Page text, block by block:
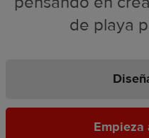
de playa
Empieza